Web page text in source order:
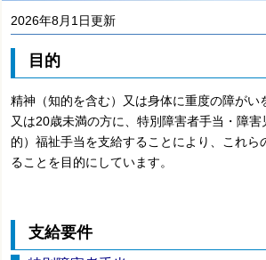
2026年8月1日更新
目的
精神（知的を含む）又は身体に重度の障がい
又は20歳未満の方に、特別障害者手当・障
的）福祉手当を支給することにより、これら
ることを目的にしています。
支給要件